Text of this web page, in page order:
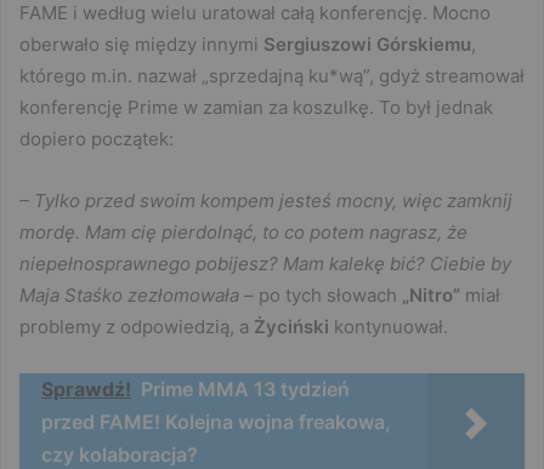
FAME i według wielu uratował całą konferencję. Mocno
oberwało się między innymi Sergiuszowi Górskiemu,
którego m.in. nazwał „sprzedajną ku*wą”, gdyż streamował
konferencję Prime w zamian za koszulkę. To był jednak
dopiero początek:
– Tylko przed swoim kompem jesteś mocny, więc zamknij
mordę. Mam cię pierdolnąć, to co potem nagrasz, że
niepełnosprawnego pobijesz? Mam kalekę bić? Ciebie by
Maja Staśko zezłomowała – po tych słowach „Nitro” miał
problemy z odpowiedzią, a Życiński kontynuował.
Sprawdź! Prime MMA 13 tydzień
przed FAME! Kolejna wojna freakowa,
czy kolaboracja?